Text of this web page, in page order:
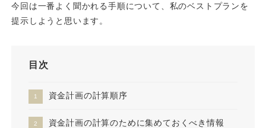
今回は一番よく聞かれる手順について、私のベストプランを
提示しようと思います。
目次
資金計画の計算順序
資金計画の計算のために集めておくべき情報